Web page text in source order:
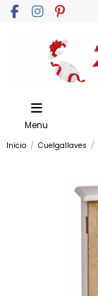
Menu
Inicio Cuelgallaves